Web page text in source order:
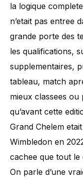
la logique
n’etait pas entree
grande porte des
les qualifications,
supplementaires,
tableau, match
mieux classees ou
qu’avant cette
Grand Chelem
Wimbledon en
cachee que tout le
On parle d’une